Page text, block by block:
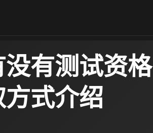
有测试资格
式介绍